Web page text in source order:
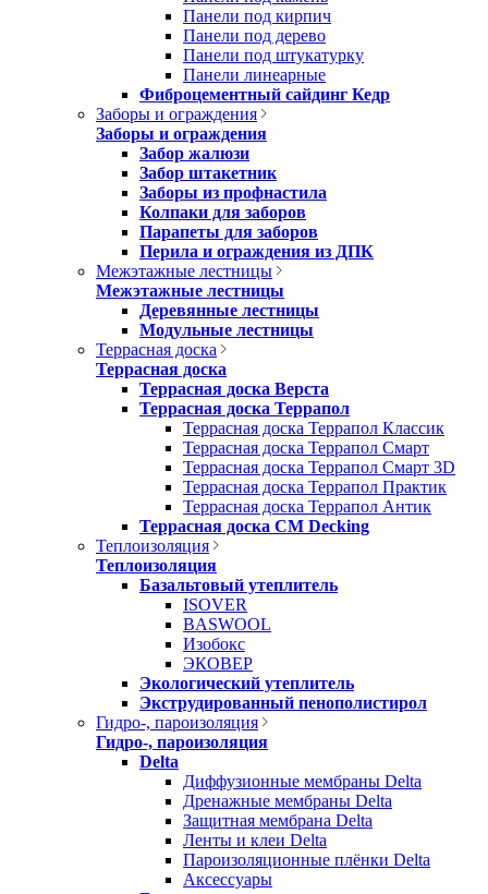
Панели под кирпич
Панели под дерево
Панели под штукатурку
Панели линеарные
Фиброцементный сайдинг Кедр
Заборы и ограждения
Заборы и ограждения
Забор жалюзи
Забор штакетник
Заборы из профнастила
Колпаки для заборов
Парапеты для заборов
Перила и ограждения из ДПК
Межэтажные лестницы
Межэтажные лестницы
Деревянные лестницы
Модульные лестницы
Террасная доска
Террасная доска
Террасная доска Верста
Террасная доска Террапол
Террасная доска Террапол Классик
Террасная доска Террапол Смарт
Террасная доска Террапол Смарт 3D
Террасная доска Террапол Практик
Террасная доска Террапол Антик
Террасная доска CM Decking
Теплоизоляция
Теплоизоляция
Базальтовый утеплитель
ISOVER
BASWOOL
Изобокс
ЭКОВЕР
Экологический утеплитель
Экструдированный пенополистирол
Гидро-, пароизоляция
Гидро-, пароизоляция
Delta
Диффузионные мембраны Delta
Дренажные мембраны Delta
Защитная мембрана Delta
Ленты и клеи Delta
Пароизоляционные плёнки Delta
Аксессуары